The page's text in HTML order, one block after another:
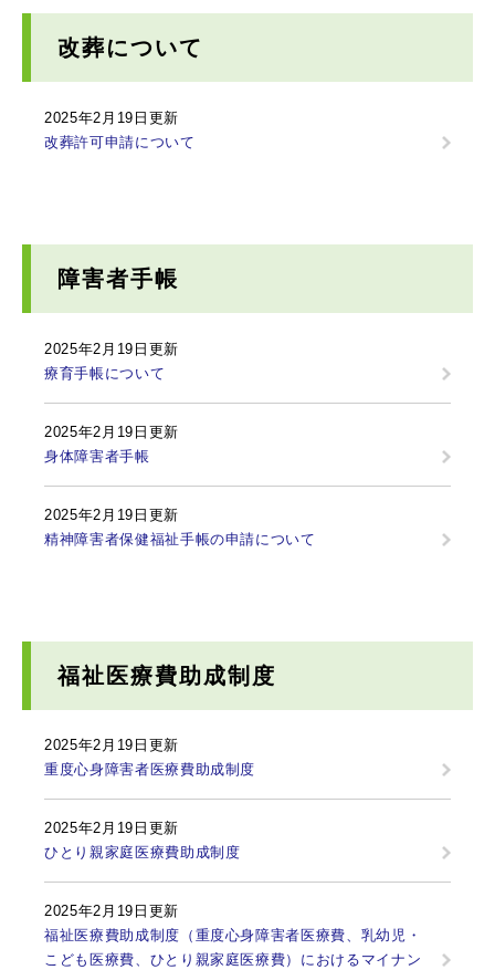
改葬について
2025年2月19日更新
改葬許可申請について
障害者手帳
2025年2月19日更新
療育手帳について
2025年2月19日更新
身体障害者手帳
2025年2月19日更新
精神障害者保健福祉手帳の申請について
福祉医療費助成制度
2025年2月19日更新
重度心身障害者医療費助成制度
2025年2月19日更新
ひとり親家庭医療費助成制度
2025年2月19日更新
福祉医療費助成制度（重度心身障害者医療費、乳幼児・
こども医療費、ひとり親家庭医療費）におけるマイナン